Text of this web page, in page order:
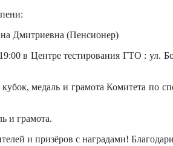
Дмитриевна (Пенсионер)
в Центре тестирования ГТО : ул.
медаль и грамота Комитета по
и грамота.
и призёров с наградами!